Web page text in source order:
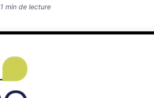
1 min de lecture